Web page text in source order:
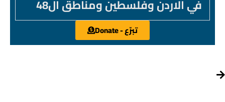
في الاردن وفلسطين ومناطق ال48
تبرّع - Donate